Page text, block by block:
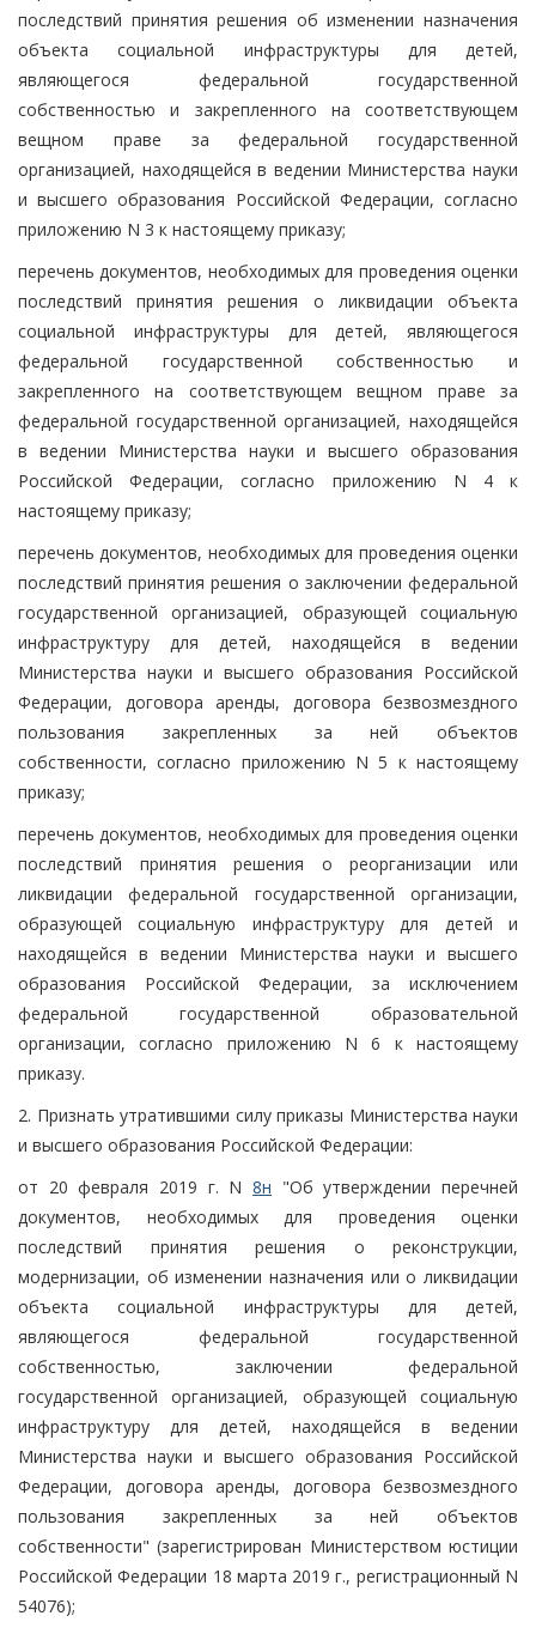
последствий принятия решения об изменении назначения
объекта социальной инфраструктуры для детей,
являющегося федеральной государственной
собственностью и закрепленного на соответствующем
вещном праве за федеральной государственной
организацией, находящейся в ведении Министерства науки
и высшего образования Российской Федерации, согласно
приложению N 3 к настоящему приказу;
перечень документов, необходимых для проведения оценки
последствий принятия решения о ликвидации объекта
социальной инфраструктуры для детей, являющегося
федеральной государственной собственностью и
закрепленного на соответствующем вещном праве за
федеральной государственной организацией, находящейся
в ведении Министерства науки и высшего образования
Российской Федерации, согласно приложению N 4 к
настоящему приказу;
перечень документов, необходимых для проведения оценки
последствий принятия решения о заключении федеральной
государственной организацией, образующей социальную
инфраструктуру для детей, находящейся в ведении
Министерства науки и высшего образования Российской
Федерации, договора аренды, договора безвозмездного
пользования закрепленных за ней объектов
собственности, согласно приложению N 5 к настоящему
приказу;
перечень документов, необходимых для проведения оценки
последствий принятия решения о реорганизации или
ликвидации федеральной государственной организации,
образующей социальную инфраструктуру для детей и
находящейся в ведении Министерства науки и высшего
образования Российской Федерации, за исключением
федеральной государственной образовательной
организации, согласно приложению N 6 к настоящему
приказу.
2. Признать утратившими силу приказы Министерства науки
и высшего образования Российской Федерации:
от 20 февраля 2019 г. N 8н "Об утверждении перечней
документов, необходимых для проведения оценки
последствий принятия решения о реконструкции,
модернизации, об изменении назначения или о ликвидации
объекта социальной инфраструктуры для детей,
являющегося федеральной государственной
собственностью, заключении федеральной
государственной организацией, образующей социальную
инфраструктуру для детей, находящейся в ведении
Министерства науки и высшего образования Российской
Федерации, договора аренды, договора безвозмездного
пользования закрепленных за ней объектов
собственности" (зарегистрирован Министерством юстиции
Российской Федерации 18 марта 2019 г., регистрационный N
54076);